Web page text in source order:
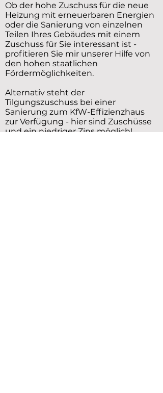
Ob der hohe Zuschuss für die neue
Heizung mit erneuerbaren Energien
oder die Sanierung von einzelnen
Teilen Ihres Gebäudes mit einem
Zuschuss für Sie interessant ist -
profitieren Sie mir unserer Hilfe von
den hohen staatlichen
Fördermöglichkeiten.
Alternativ steht der
Tilgungszuschuss bei einer
Sanierung zum KfW-Effizienzhaus
zur Verfügung - hier sind Zuschüsse
und ein niedriger Zins möglich!